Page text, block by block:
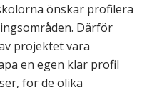
önskar profilera
Därför
projektet vara
en egen klar profil
för de olika